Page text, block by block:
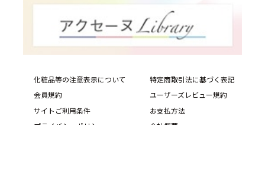
化粧品等の注意表示について
特定商取引法に基づく表記
会員規約
ユーザーズレビュー規約
サイトご利用条件
お支払方法
プライバシーポリシー
会社概要